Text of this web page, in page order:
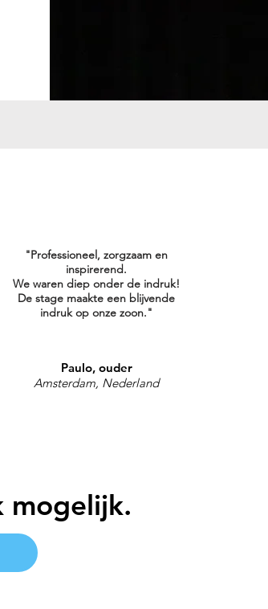
"Professioneel, zorgzaam en
inspirerend.
We waren diep onder de indruk!
De stage maakte een blijvende
indruk op onze zoon."
Paulo, ouder
Amsterdam, Nederland
mogelijk.